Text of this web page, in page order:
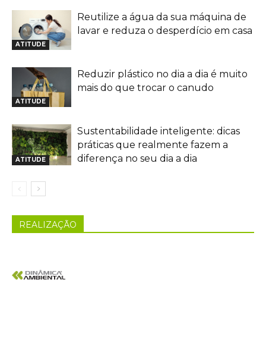
ATITUDE
Reutilize a água da sua máquina de
lavar e reduza o desperdício em casa
ATITUDE
Reduzir plástico no dia a dia é muito
mais do que trocar o canudo
ATITUDE
Sustentabilidade inteligente: dicas
práticas que realmente fazem a
diferença no seu dia a dia
REALIZAÇÃO